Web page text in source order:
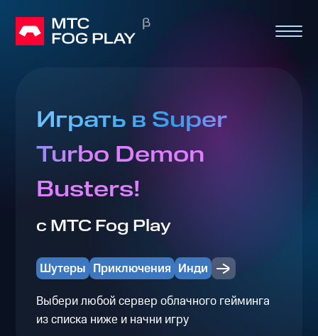
Играть в Super
Turbo Demon
Busters!
с МТС Fog Play
Шутеры Приключения Инди
Выбери любой сервер облачного гейминга
из списка ниже и начни игру